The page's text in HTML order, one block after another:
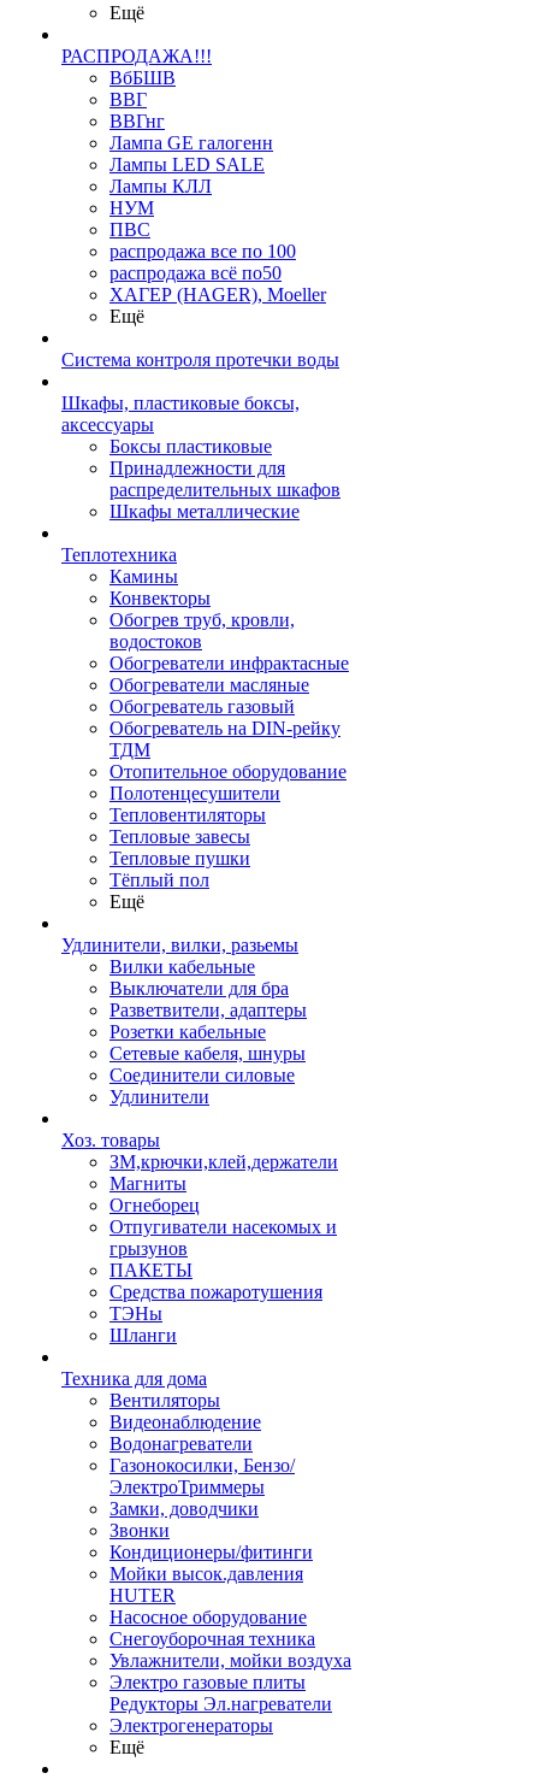
Ещё
РАСПРОДАЖА!!!
ВбБШВ
ВВГ
ВВГнг
Лампа GE галогенн
Лампы LED SALE
Лампы КЛЛ
НУМ
ПВС
распродажа все по 100
распродажа всё по50
ХАГЕР (HAGER), Moeller
Ещё
Система контроля протечки воды
Шкафы, пластиковые боксы,
аксессуары
Боксы пластиковые
Принадлежности для
распределительных шкафов
Шкафы металлические
Теплотехника
Камины
Конвекторы
Обогрев труб, кровли,
водостоков
Обогреватели инфрактасные
Обогреватели масляные
Обогреватель газовый
Обогреватель на DIN-рейку
ТДМ
Отопительное оборудование
Полотенцесушители
Тепловентиляторы
Тепловые завесы
Тепловые пушки
Тёплый пол
Ещё
Удлинители, вилки, разьемы
Вилки кабельные
Выключатели для бра
Разветвители, адаптеры
Розетки кабельные
Сетевые кабеля, шнуры
Соединители силовые
Удлинители
Хоз. товары
ЗМ,крючки,клей,держатели
Магниты
Огнеборец
Отпугиватели насекомых и
грызунов
ПАКЕТЫ
Средства пожаротушения
ТЭНы
Шланги
Техника для дома
Вентиляторы
Видеонаблюдение
Водонагреватели
Газонокосилки, Бензо/
ЭлектроТриммеры
Замки, доводчики
Звонки
Кондиционеры/фитинги
Мойки высок.давления
HUTER
Насосное оборудование
Снегоуборочная техника
Увлажнители, мойки воздуха
Электро газовые плиты
Редукторы Эл.нагреватели
Электрогенераторы
Ещё